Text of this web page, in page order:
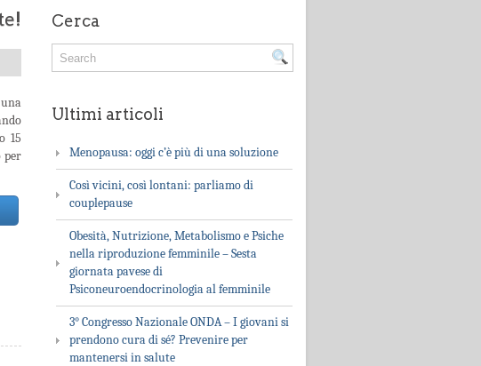
15
per
Cerca
Ultimi articoli
Menopausa: oggi c’è più di una soluzione
Così vicini, così lontani: parliamo di
couplepause
Obesità, Nutrizione, Metabolismo e Psiche
nella riproduzione femminile – Sesta
giornata pavese di
Psiconeuroendocrinologia al femminile
3° Congresso Nazionale ONDA – I giovani si
prendono cura di sé? Prevenire per
mantenersi in salute